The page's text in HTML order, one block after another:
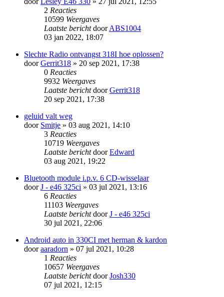
2 Reacties
10599 Weergaves
Laatste berichtdoorABS1004
03 jan 2022, 18:07
Slechte Radio ontvangst 318I hoe oplossen?
doorGerrit318 » 20 sep 2021, 17:38
0 Reacties
9932 Weergaves
Laatste berichtdoorGerrit318
20 sep 2021, 17:38
geluid valt weg
door Smitje » 03 aug 2021, 14:10
3 Reacties
10719 Weergaves
Laatste berichtdoorEdward
03 aug 2021, 19:22
Bluetooth module i.p.v. 6 CD-wisselaar
doorJ - e46 325ci » 03 jul 2021, 13:16
6 Reacties
11103 Weergaves
Laatste berichtdoorJ - e46 325ci
30 jul 2021, 22:06
Android auto in 330CI met herman & kardon
dooraaradorn » 07 jul 2021, 10:28
1 Reacties
10657 Weergaves
Laatste berichtdoorJosh330
07 jul 2021, 12:15